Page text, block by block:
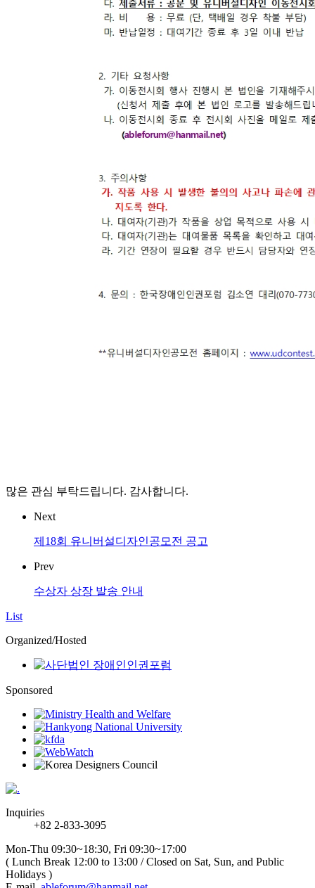
많은 관심 부탁드립니다. 감사합니다.
Next
제18회 유니버설디자인공모전 공고
Prev
수상자 상장 발송 안내
List
Organized/Hosted
Sponsored
Inquiries
+82 2-833-3095
Mon-Thu 09:30~18:30, Fri 09:30~17:00
( Lunch Break 12:00 to 13:00 / Closed on Sat, Sun, and Public
Holidays )